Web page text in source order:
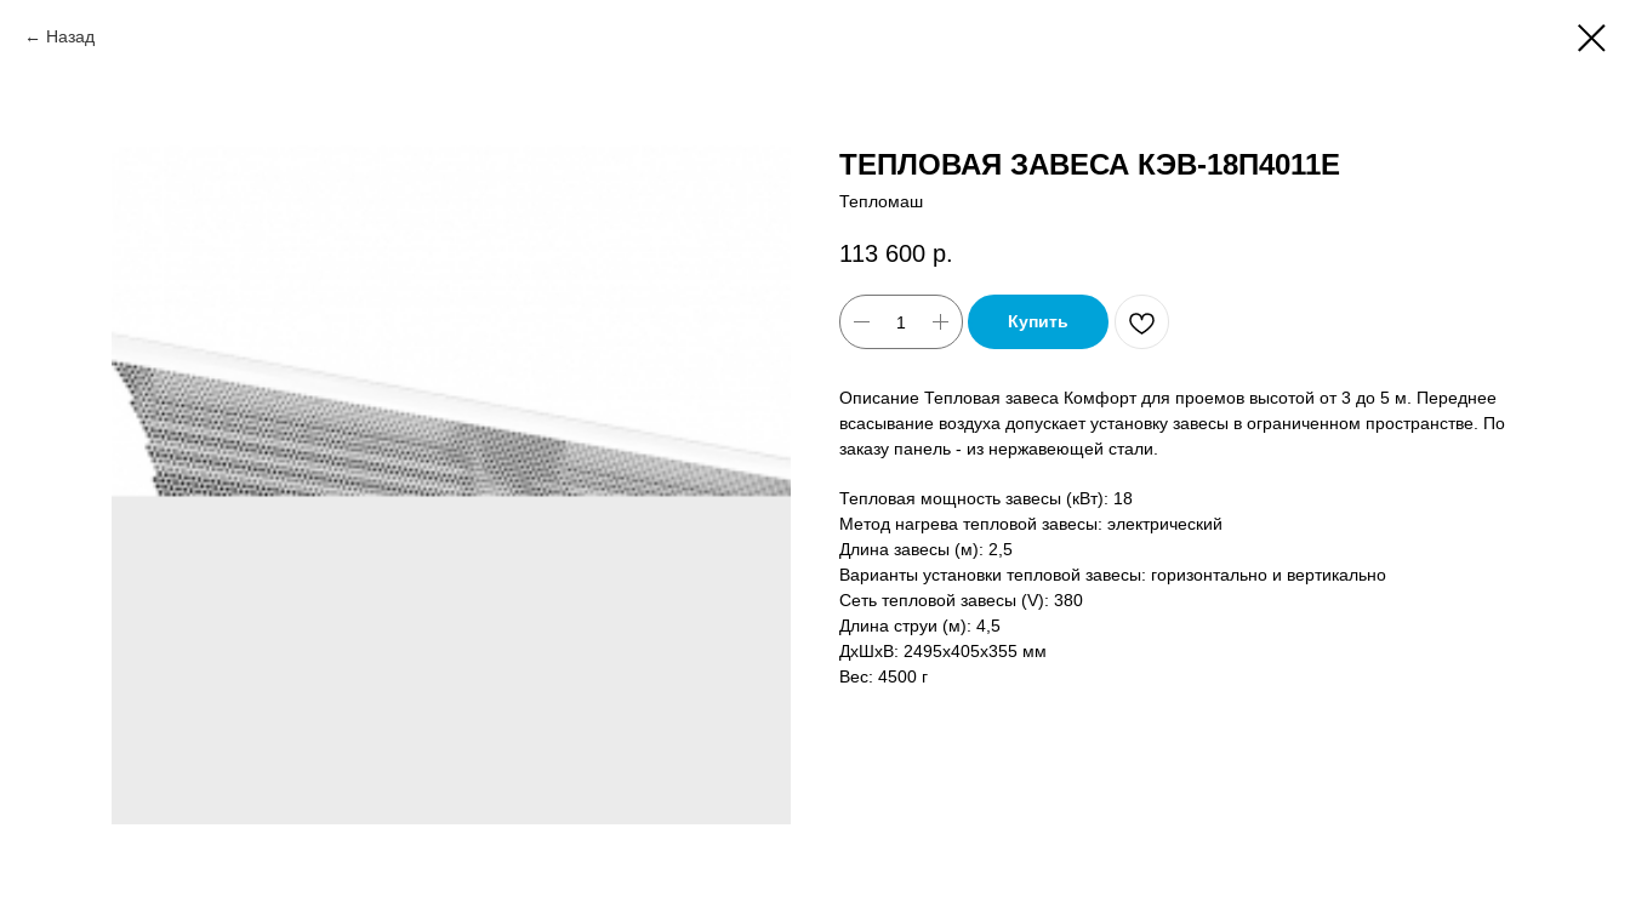
Назад
ТЕПЛОВАЯ ЗАВЕСА КЭВ-18П4011E
Тепломаш
113 600 р.
Купить
Описание Тепловая завеса Комфорт для проемов высотой от 3 до 5 м. Переднее
всасывание воздуха допускает установку завесы в ограниченном пространстве. По
заказу панель - из нержавеющей стали.
Тепловая мощность завесы (кВт): 18
Метод нагрева тепловой завесы: электрический
Длина завесы (м): 2,5
Варианты установки тепловой завесы: горизонтально и вертикально
Сеть тепловой завесы (V): 380
Длина струи (м): 4,5
ДxШxВ: 2495x405x355 мм
Вес: 4500 г